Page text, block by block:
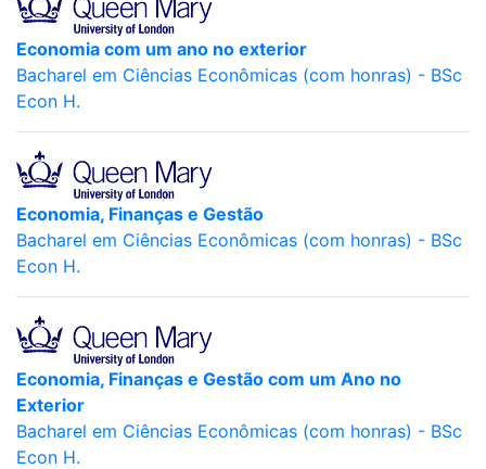
Economia com um ano no exterior
Bacharel em Ciências Econômicas (com honras) - BSc
Econ H.
Economia, Finanças e Gestão
Bacharel em Ciências Econômicas (com honras) - BSc
Econ H.
Economia, Finanças e Gestão com um Ano no
Exterior
Bacharel em Ciências Econômicas (com honras) - BSc
Econ H.